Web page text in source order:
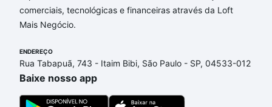
de financiamento imobiliário as parcelas podem se
adequar ao seu orçamento. Se ainda tem alguma
compra, veja em nosso portal
um apartamento
e conte com a gente para comprar
o imóvel dos seus sonhos com segurança e
conforto. Loft, com você até as chaves.
comerciais, tecnológicas e financeiras através da Loft
Mais Negócio.
ENDEREÇO
Rua Tabapuã, 743 - Itaim Bibi, São Paulo - SP, 04533-012
Baixe nosso app